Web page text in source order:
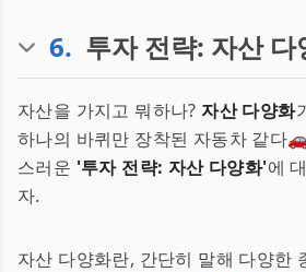
6. 투자 전략: 자산 다
자산을 가지고 뭐하나?자산 다양화
하나의 바퀴만 장착된 자동차 같다
스러운 '투자 전략: 자산 다양화'에
자.
자산 다양화란, 간단히 말해 다양한